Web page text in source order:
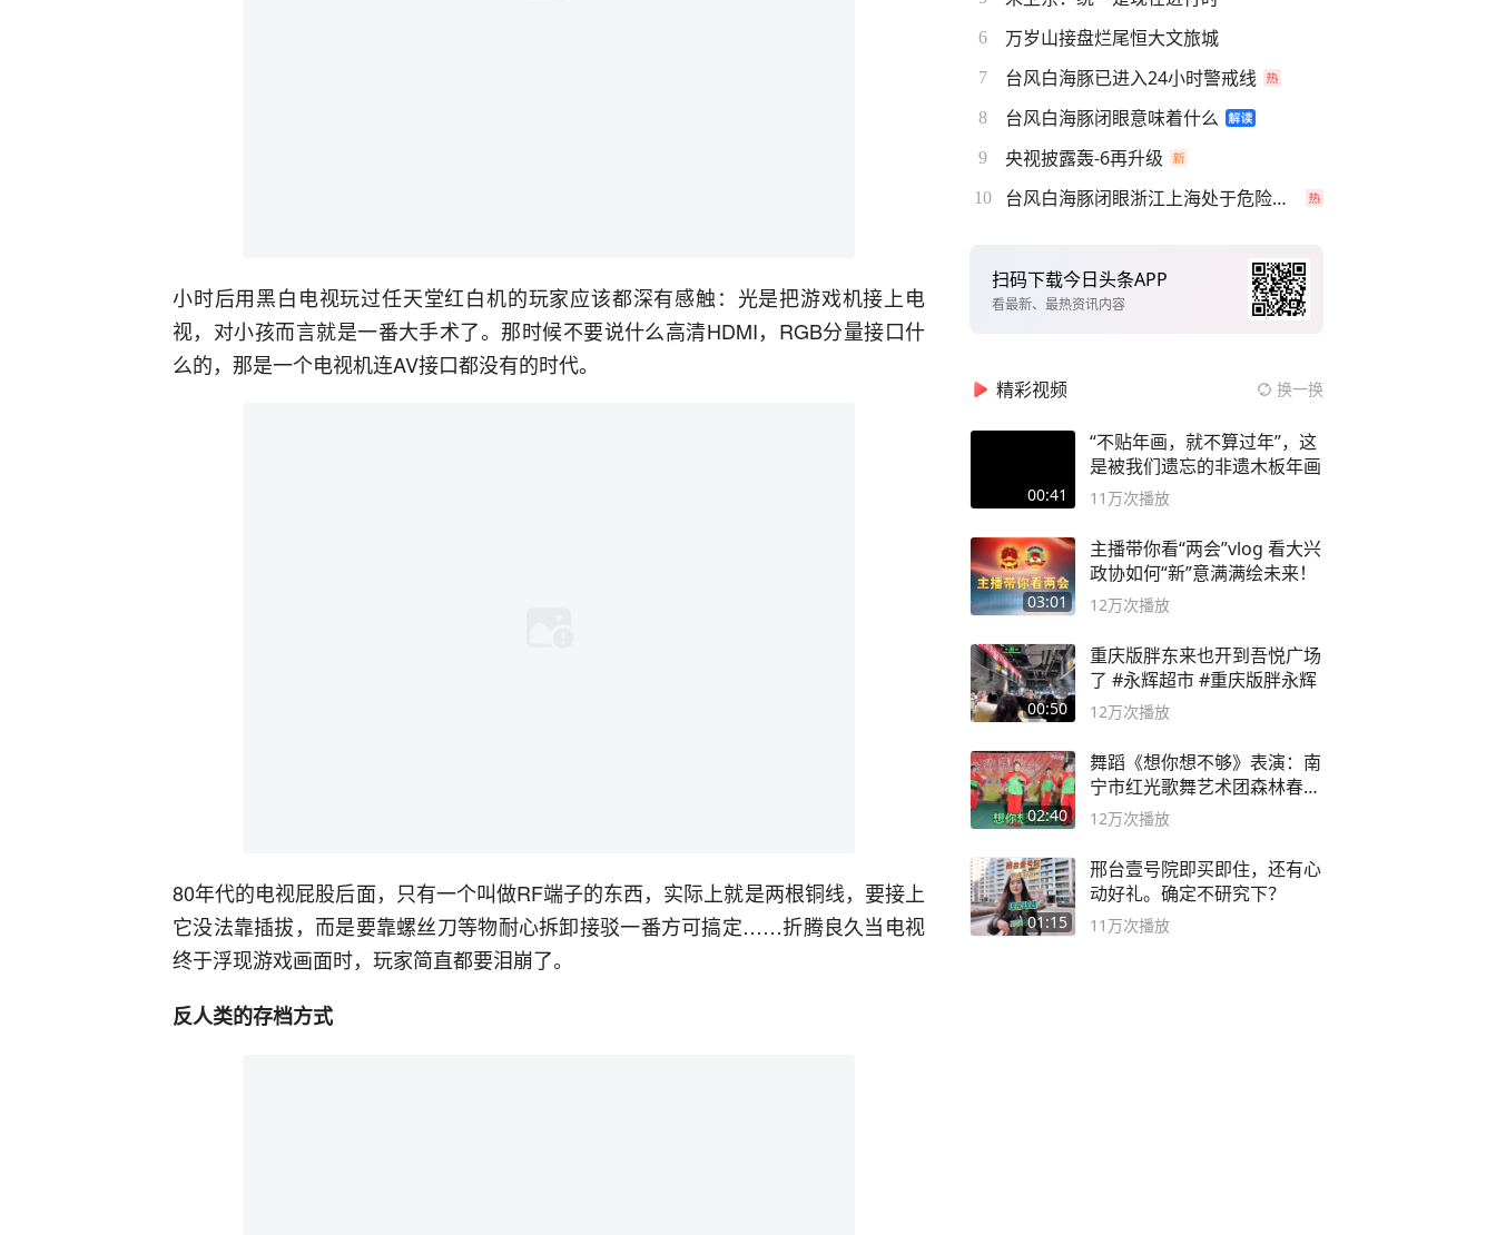
小时后用黑白电视玩过任天堂红白机的玩家应该都深有感触：光是把游戏机接上电
视，对小孩而言就是一番大手术了。那时候不要说什么高清HDMI，RGB分量接口什
么的，那是一个电视机连AV接口都没有的时代。
80年代的电视屁股后面，只有一个叫做RF端子的东西，实际上就是两根铜线，要接上
它没法靠插拔，而是要靠螺丝刀等物耐心拆卸接驳一番方可搞定……折腾良久当电视
终于浮现游戏画面时，玩家简直都要泪崩了。
反人类的存档方式
6 万岁山接盘烂尾恒大文旅城
7 台风白海豚已进入24小时警戒线
8 台风白海豚闭眼意味着什么
9 央视披露轰-6再升级
10 台风白海豚闭眼浙江上海处于危险半圆
扫码下载今日头条APP
看最新、最热资讯内容
精彩视频 换一换
00:41
“不贴年画，就不算过年”，这
是被我们遗忘的非遗木板年画
11万次播放
03:01
主播带你看“两会”vlog 看大兴
政协如何“新”意满满绘未来！
12万次播放
00:50
重庆版胖东来也开到吾悦广场
了 #永辉超市 #重庆版胖永辉
12万次播放
02:40
舞蹈《想你想不够》表演：南
宁市红光歌舞艺术团森林春红
舞蹈队。
12万次播放
01:15
邢台壹号院即买即住，还有心
动好礼。确定不研究下？
11万次播放